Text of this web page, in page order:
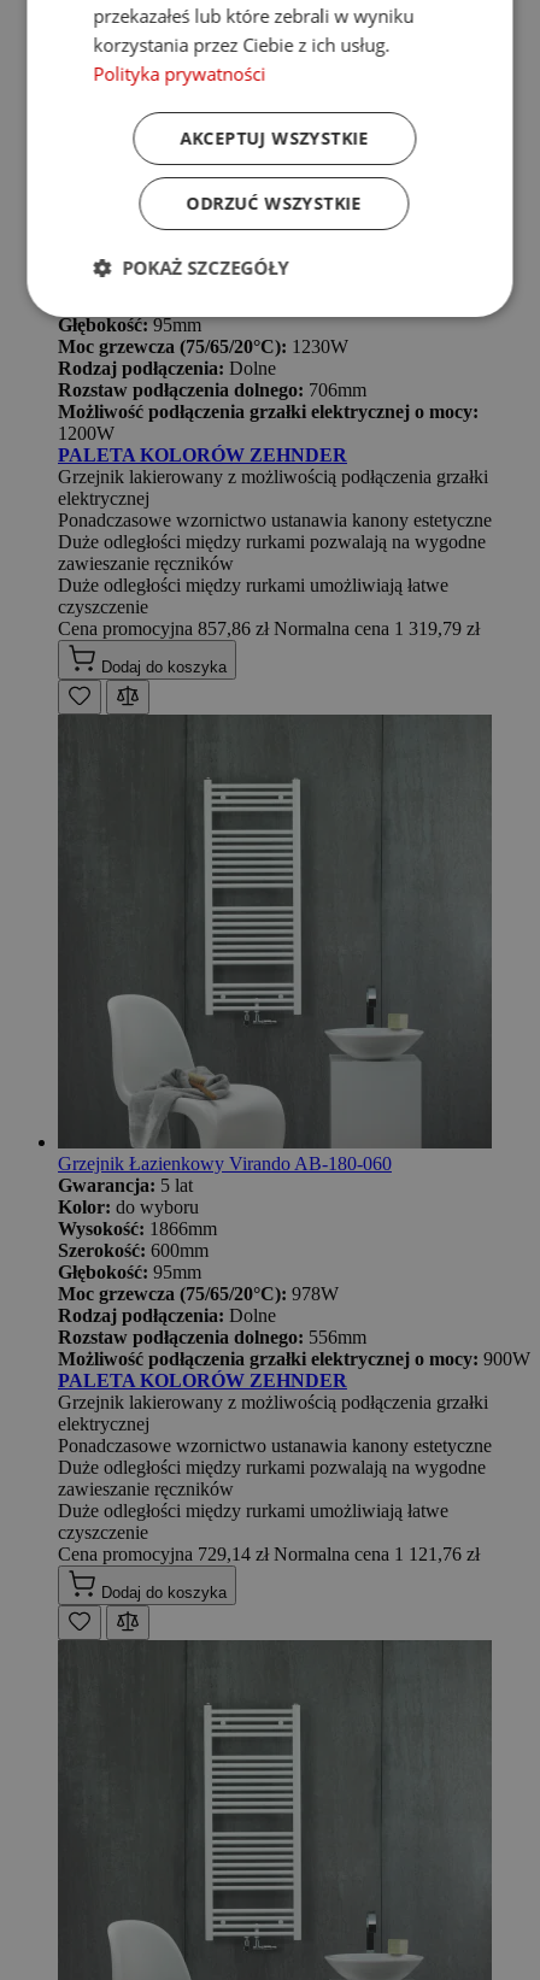
Grzejnik Łazienkowy Virando AB-180-075
Kolor:do wyboru
Wysokość:1866mm
Głębokość:95mm
Moc grzewcza (75/65/20°C): 1230W
Rodzaj podłączenia: Dolne
Rozstaw podłączenia dolnego: 706mm
Możliwość podłączenia grzałki elektrycznej o mocy:
1200W
PALETA KOLORÓW ZEHNDER
Grzejnik lakierowany z możliwością podłączenia grzałki
elektrycznej
Ponadczasowe wzornictwo ustanawia kanony estetyczne
Duże odległości między rurkami pozwalają na wygodne
zawieszanie ręczników
Duże odległości między rurkami umożliwiają łatwe
czyszczenie
Cena promocyjna 857,86 zł Normalna cena 1 319,79 zł
Dodaj do koszyka
Grzejnik Łazienkowy Virando AB-180-060
Gwarancja: 5 lat
Kolor: do wyboru
Wysokość: 1866mm
Szerokość: 600mm
Głębokość: 95mm
Moc grzewcza (75/65/20°C): 978W
Rodzaj podłączenia: Dolne
Rozstaw podłączenia dolnego: 556mm
Możliwość podłączenia grzałki elektrycznej o mocy: 900W
PALETA KOLORÓW ZEHNDER
Grzejnik lakierowany z możliwością podłączenia grzałki
elektrycznej
Ponadczasowe wzornictwo ustanawia kanony estetyczne
Duże odległości między rurkami pozwalają na wygodne
zawieszanie ręczników
Duże odległości między rurkami umożliwiają łatwe
czyszczenie
Cena promocyjna 729,14 zł Normalna cena 1 121,76 zł
Dodaj do koszyka
przekazałeś lub które zebrali w wyniku
korzystania przez Ciebie z ich usług.
Polityka prywatności
AKCEPTUJ WSZYSTKIE
ODRZUĆ WSZYSTKIE
POKAŻ SZCZEGÓŁY